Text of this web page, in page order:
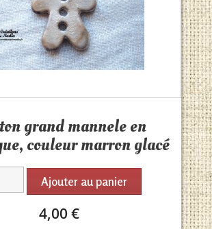
grand mannele en
couleur marron glacé
Ajouter au panier
4,00 €